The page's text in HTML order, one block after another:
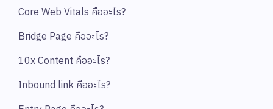
Core Web Vitals คืออะไร?
Bridge Page คืออะไร?
10x Content คืออะไร?
Inbound link คืออะไร?